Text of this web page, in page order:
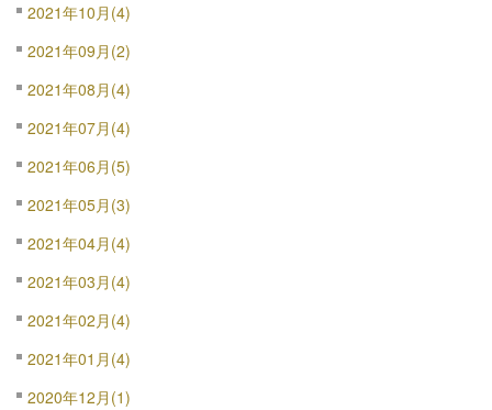
2021年10月(4)
2021年09月(2)
2021年08月(4)
2021年07月(4)
2021年06月(5)
2021年05月(3)
2021年04月(4)
2021年03月(4)
2021年02月(4)
2021年01月(4)
2020年12月(1)